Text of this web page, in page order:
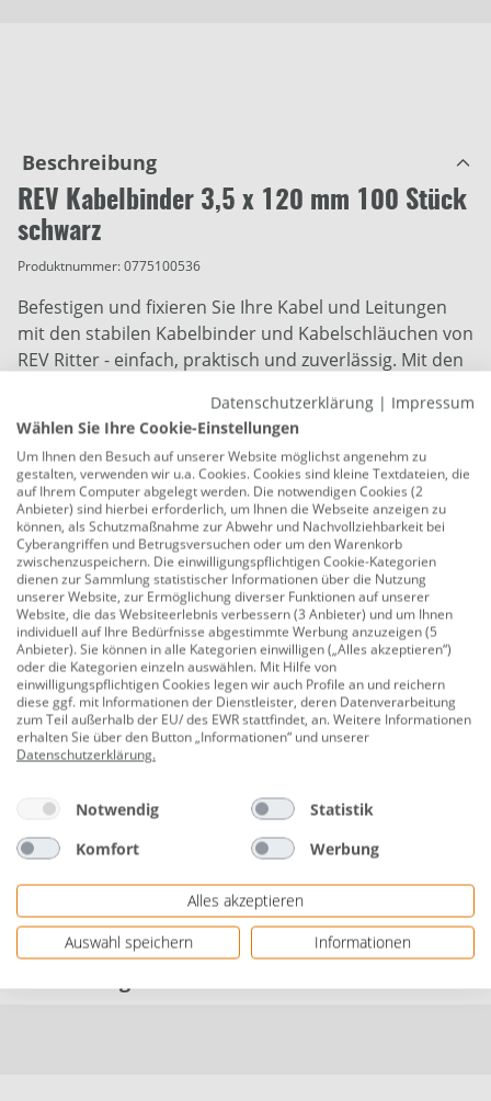
Beschreibung
REV Kabelbinder 3,5 x 120 mm 100 Stück
schwarz
Produktnummer:0775100536
Befestigen und fixieren Sie Ihre Kabel und Leitungen
mit den stabilen Kabelbinder und Kabelschläuchen von
REV Ritter - einfach, praktisch und zuverlässig. Mit den
praktisch bündeln und sicher befestigen. Für jeden
Bedarf das passende Modell, vom Standard Kunststoff-
Kabelbinder über Modelle mit Klettverschluss bis zu
sehr stabilen Edelstahl-Kabelbinder - wählen Sie aus
der großen Auswahl das passende Modell für Ihren
Bedarf. Die besonderen Materialeigenschaften bieten
Ihnen je nach Ausführung vielfältige
Anwendungsmöglichkeiten im und ums Haus, in der
Wohnung oder auf der Baustelle.
Material: Polyamid
Breite: 3,5 mm
Länge: 120 mm
Inhalt: 100 Stück
Herstellerinformationen: REV Ritter GmbH |
Frankenstraße 1-4 | 63776 Mömbris, DEUTSCHLAND
| eMail: info@rev.de | Herstellernr. 0508274555
Datenschutzerklärung | Impressum
Wählen Sie Ihre Cookie-Einstellungen
Um Ihnen den Besuch auf unserer Website möglichst angenehm zu
gestalten, verwenden wir u.a. Cookies. Cookies sind kleine Textdateien, die
auf Ihrem Computer abgelegt werden. Die notwendigen Cookies (2
Anbieter) sind hierbei erforderlich, um Ihnen die Webseite anzeigen zu
können, als Schutzmaßnahme zur Abwehr und Nachvollziehbarkeit bei
Cyberangriffen und Betrugsversuchen oder um den Warenkorb
zwischenzuspeichern. Die einwilligungspflichtigen Cookie-Kategorien
dienen zur Sammlung statistischer Informationen über die Nutzung
unserer Website, zur Ermöglichung diverser Funktionen auf unserer
Website, die das Websiteerlebnis verbessern (3 Anbieter) und um Ihnen
individuell auf Ihre Bedürfnisse abgestimmte Werbung anzuzeigen (5
Anbieter). Sie können in alle Kategorien einwilligen („Alles akzeptieren“)
oder die Kategorien einzeln auswählen. Mit Hilfe von
einwilligungspflichtigen Cookies legen wir auch Profile an und reichern
diese ggf. mit Informationen der Dienstleister, deren Datenverarbeitung
zum Teil außerhalb der EU/ des EWR stattfindet, an. Weitere Informationen
erhalten Sie über den Button „Informationen“ und unserer
Datenschutzerklärung.
Notwendig
Statistik
Komfort
Werbung
Alles akzeptieren
Auswahl speichern
Informationen